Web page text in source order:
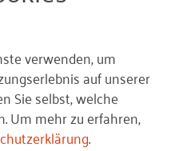
verwenden, um
auf unserer
Sie selbst, welche
Um mehr zu erfahren,
.